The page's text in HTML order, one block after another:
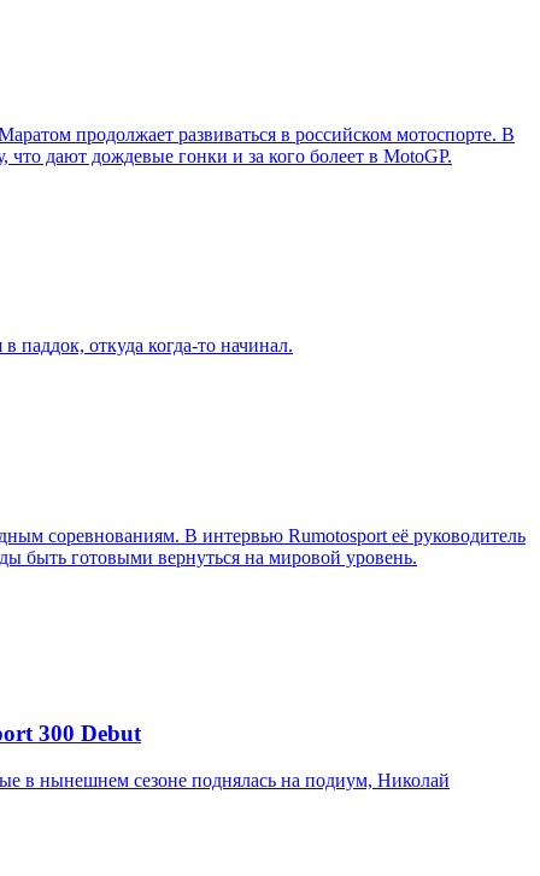
продолжает развиваться в российском мотоспорте. В
дают дождевые гонки и за кого болеет в MotoGP.
паддок, откуда когда-то начинал.
соревнованиям. В интервью Rumotosport её руководитель
быть готовыми вернуться на мировой уровень.
300 Debut
в нынешнем сезоне поднялась на подиум, Николай